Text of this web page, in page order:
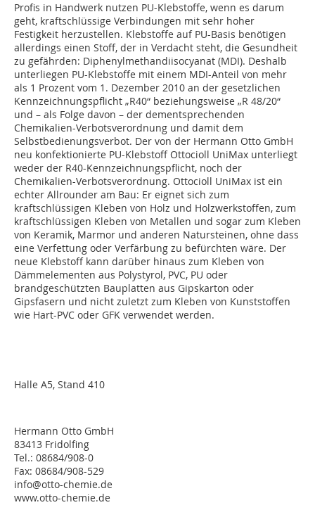
Profis in Handwerk nutzen PU-Klebstoffe, wenn es darum
geht, kraftschlüssige Verbindungen mit sehr hoher
Festigkeit herzustellen. Klebstoffe auf PU-Basis benötigen
allerdings einen Stoff, der in Verdacht steht, die Gesundheit
zu gefährden: Diphenylmethandiisocyanat (MDI). Deshalb
unterliegen PU-Klebstoffe mit einem MDI-Anteil von mehr
als 1 Prozent vom 1. Dezember 2010 an der gesetzlichen
Kennzeichnungspflicht „R40“ beziehungsweise „R 48/20“
und – als Folge davon – der dementsprechenden
Chemikalien-Verbotsverordnung und damit dem
Selbstbedienungsverbot. Der von der Hermann Otto GmbH
neu konfektionierte PU-Klebstoff Ottocioll UniMax unterliegt
weder der R40-Kennzeichnungspflicht, noch der
Chemikalien-Verbotsverordnung. Ottocioll UniMax ist ein
echter Allrounder am Bau: Er eignet sich zum
kraftschlüssigen Kleben von Holz und Holzwerkstoffen, zum
kraftschlüssigen Kleben von Metallen und sogar zum Kleben
von Keramik, Marmor und anderen Natursteinen, ohne dass
eine Verfettung oder Verfärbung zu befürchten wäre. Der
neue Klebstoff kann darüber hinaus zum Kleben von
Dämmelementen aus Polystyrol, PVC, PU oder
brandgeschützten Bauplatten aus Gipskarton oder
Gipsfasern und nicht zuletzt zum Kleben von Kunststoffen
wie Hart-PVC oder GFK verwendet werden.
Halle A5, Stand 410
Hermann Otto GmbH
83413 Fridolfing
Tel.: 08684/908-0
Fax: 08684/908-529
info@otto-chemie.de
www.otto-chemie.de